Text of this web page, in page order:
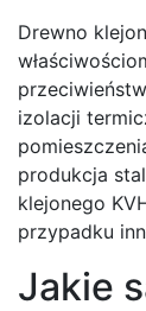
Drewno
izolacji
produkcja
klejonego
przypadku
Jakie